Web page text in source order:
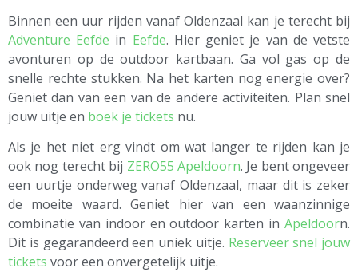
Binnen een uur rijden vanaf Oldenzaal kan je terecht bij
Adventure Eefde in Eefde. Hier geniet je van de vetste
avonturen op de outdoor kartbaan. Ga vol gas op de
snelle rechte stukken. Na het karten nog energie over?
Geniet dan van een van de andere activiteiten. Plan snel
jouw uitje en boek je tickets nu.
Als je het niet erg vindt om wat langer te rijden kan je
ook nog terecht bij ZERO55 Apeldoorn. Je bent ongeveer
een uurtje onderweg vanaf Oldenzaal, maar dit is zeker
de moeite waard. Geniet hier van een waanzinnige
combinatie van indoor en outdoor karten in Apeldoorn.
Dit is gegarandeerd een uniek uitje. Reserveer snel jouw
tickets voor een onvergetelijk uitje.